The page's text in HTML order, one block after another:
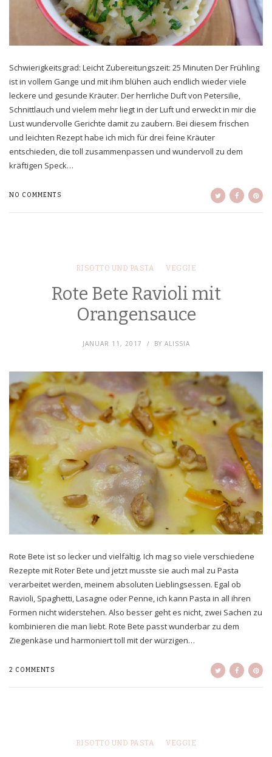
Schwierigkeitsgrad: Leicht Zubereitungszeit: 25 Minuten Der Frühling
ist in vollem Gange und mit ihm blühen auch endlich wieder viele
leckere und gesunde Kräuter. Der herrliche Duft von Petersilie,
Schnittlauch und vielem mehr liegt in der Luft und erweckt in mir die
Lust wundervolle Gerichte damit zu zaubern. Bei diesem frischen
und leichten Rezept habe ich mich für drei feine Kräuter
entschieden, die toll zusammenpassen und wundervoll zu dem
kräftigen Speck…
NO COMMENTS
RISOTTO UND PASTA VEGGIE
Rote Bete Ravioli mit
Orangensauce
JANUAR 11, 2017 BY ALISSIA
Rote Bete ist so lecker und vielfältig. Ich mag so viele verschiedene
Rezepte mit Roter Bete und jetzt musste sie auch mal zu Pasta
verarbeitet werden, meinem absoluten Lieblingsessen. Egal ob
Ravioli, Spaghetti, Lasagne oder Penne, ich kann Pasta in all ihren
Formen nicht widerstehen. Also besser geht es nicht, zwei Sachen zu
kombinieren die man liebt. Rote Bete passt wunderbar zu dem
Ziegenkäse und harmoniert toll mit der würzigen…
2 COMMENTS
RISOTTO UND PASTA VEGGIE